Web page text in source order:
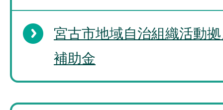
宮古市地域自治組織活動
補助金